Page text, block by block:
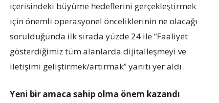
içerisindeki büyüme hedeflerini gerçekleştirmek
için önemli operasyonel önceliklerinin ne olacağı
sorulduğunda ilk sırada yüzde 24 ile “Faaliyet
gösterdiğimiz tüm alanlarda dijitalleşmeyi ve
iletişimi geliştirmek/artırmak” yanıtı yer aldı.
Yeni bir amaca sahip olma önem kazandı